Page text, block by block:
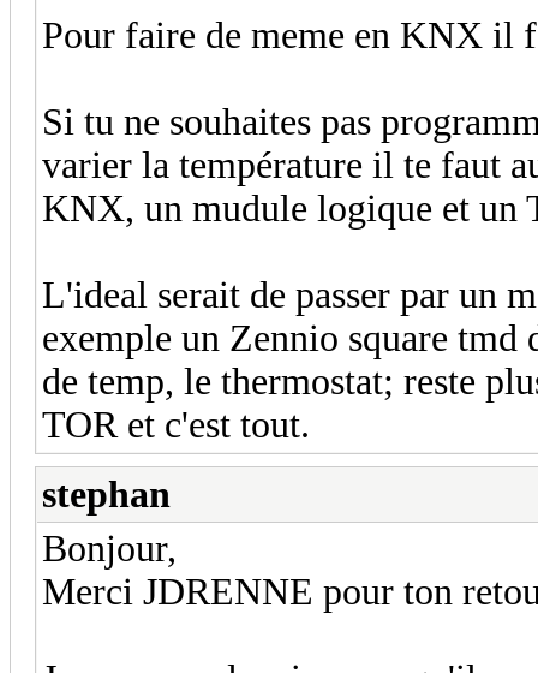
Pour faire de meme en KNX il
Si tu ne souhaites pas
varier la température il te faut
KNX, un mudule logique et un
L'ideal serait de passer par un
exemple un Zennio square
de temp, le thermostat; reste
TOR et c'est tout.
stephan
Bonjour,
Merci JDRENNE pour ton